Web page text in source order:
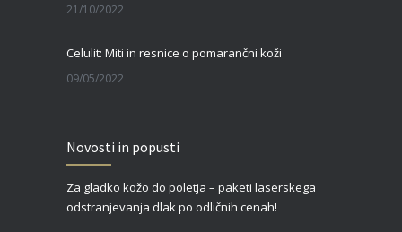
21/10/2022
Celulit: Miti in resnice o pomarančni koži
09/05/2022
27/02/2022
Čas je za piling!
09/01/2022
Novosti in popusti
Za gladko kožo do poletja – paketi laserskega
odstranjevanja dlak po odličnih cenah!